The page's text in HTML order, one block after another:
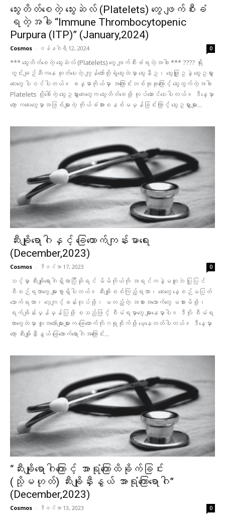
သွေးတိတ်စေတဲ့ သွေးဆဲလ် (Platelets) တွေ ဖျက်စီးခံ
ရတဲ့အခါ “Immune Thrombocytopenic
Purpura (ITP)” (January,2024)
Cosmos - ဇန်နဝါရီ 12, 2024 0
*** သွေးတိတ်စေတဲ့ သွေးဆဲလ် (Platelets) တွေ ဖျက်စီးခံရတဲ့အခါ *** ???? ရိုး
တွင်းချဥ်ဆီကနေ ထုတ်ပေးတဲ့ ကျွန်တော်တို့ရဲ့သွေးထဲမှာ သွေးနီဥ၊ သွေးဖြူဥနဲ့ သွေးဥမွှား
လေးတွေ ပါဝင်ပါတယ်။ ခန္ဓာကိုယ်မှာ အကြောင်းတစ်ခုခုကြောင့် သွေးထွက်တဲ့အခါ
Platelets လို့ခေါ်တဲ့ သွေးဥမွှားလေးတွေက သွေးတိတ်စေဖို့ လုပ်ဆောင်ပေးပါတယ်။ ဒီနေ့မှာ
တော့ ကလေးတွေမှာအဖြစ်များတဲ့ ကိုယ်ခံအားစနစ်မမှန်ခြင်းကြာင့် သွေးဥမွှားများ...
ဆီးချိုရောဂါနှင့် ခြေထောက်ကျန်းမာရေး
(December,2023)
Cosmos - ဒီဇင်ဘာ 17, 2023 0
သင့်မှာ ဆီးချိုရောဂါရှိလာပြီဆိုရင် မိမိကိုယ်ကို အရင်ကနဲ့မတူဘဲ ပြုပြင်
စီစဉ်ရတာတွေ များစွာရှိပါတယ်။ ဆီးချိုစစ်ကြည့်ရတာ၊ ဆေးတွေ နေ့စဉ်မပြတ်
သောက်ရတာ၊ လေ့ကျင့်ခန်းလုပ်ဖို့၊ မတည့်တဲ့ အစားအသောက်တွေ မစားမိဖို့၊
ရက်ချိန်းမှန်မှန်ပြဖို့ စသည်ဖြင့် စီမံရမှာတွေ များနေမှာပါ။ ဒီလို စီမံရ
တာတွေထဲမှာ လူအတော်များများက ခြေထောက်ကိုဂရုစိုက်ဖို့ မေ့နေတတ်ပါတယ်။ ဒီနေ့မှာ
တော့ ဆီးချို‌နှီးနွယ် ခြေထောက်ရောဂါအကြောင်း...
“ဆီးချိုရောဂါကြောင့် အာရုံကြောထိခိုက်ခြင်း
(သို့မဟုတ်) ဆီးချိုနှီးနွယ် အာရုံကြောရောဂါ”
(December,2023)
Cosmos - ဒီဇင်ဘာ 13, 2023 0